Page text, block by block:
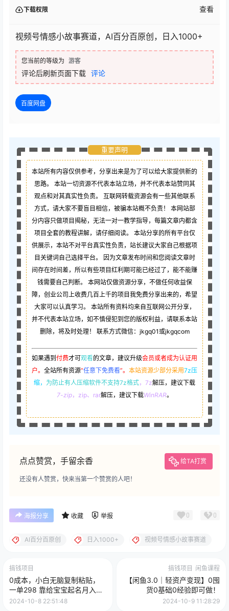
下载权限 查看
视频号情感小故事赛道，AI百分百原创，日入1000+
您当前的等级为 游客
评论后刷新页面下载 评论
百度网盘
重要声明
本站所有内容仅供参考，分享出来是为了可以给大家提供新的
思路。 本站一切资源不代表本站立场，并不代表本站赞同其
观点和对其真实性负责。 互联网转载资源会有一些其他联系
方式，请大家不要盲目相信，被骗本站概不负责！ 本网站部
分内容只做项目揭秘，无法一对一教学指导，每篇文章内都含
项目全套的教程讲解，请仔细阅读。 本站分享的所有平台仅
供展示，本站不对平台真实性负责，站长建议大家自己根据项
目关键词自己选择平台。 因为文章发布时间和您阅读文章时
间存在时间差，所以有些项目红利期可能已经过了，能不能赚
钱需要自己判断。 本网站仅做资源分享，不做任何收益保
障，创业公司上收费几百上千的项目我免费分享出来的，希望
大家可以认真学习。 本站所有资料均来自互联网公开分享，
并不代表本站立场，如不慎侵犯到您的版权利益，请联系本站
删除，将及时处理！ 联系方式微信：jkgq01或jkgqcom
如果遇到 付费才可观看的文章，建议升级会员或者成为认证用
户。 全站所有资源“任意下免费看”。 本站资源少部分采用7z压
缩， 为防止有人压缩软件不支持7z格式，7z解压，建议下载
7-zip，zip、rar解压，建议下载WinRAR。
点点赞赏，手留余香 给TA打赏
还没有人赞赏，快来当第一个赞赏的人吧！
海报分享 收藏 举报 0 0
AI百分百原创 日入1000+ 视频号情感小故事赛道
搞钱项目
0成本，小白无脑复制粘贴，
一单298 靠给宝宝起名月入
10000+ 附送软件
2024-10-8 22:51:48
搞钱项目 闲鱼课程
【闲鱼3.0｜轻资产变现】0囤
货0基础0经验即可做！
2024-10-9 11:28:29